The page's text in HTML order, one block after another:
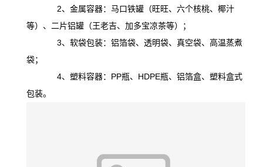
2、金属容器：马口铁罐（旺旺、六个核桃、椰汁
等）、二片铝罐（王老吉、加多宝凉茶等）；
3、软袋包装：铝箔袋、透明袋、真空袋、高温蒸煮
袋；
4、塑料容器：PP瓶、HDPE瓶、铝箔盒、塑料盒式
包装。